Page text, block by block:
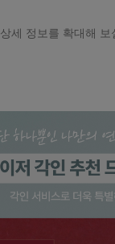
상세 정보를 확대해 보